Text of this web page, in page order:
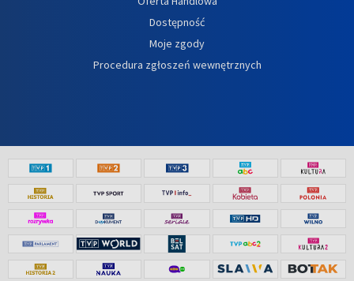
Dostępność
Moje zgody
Procedura zgłoszeń wewnętrznych